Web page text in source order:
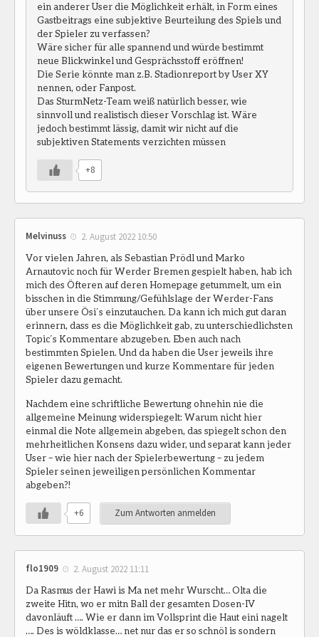
ein anderer User die Möglichkeit erhält, in Form eines
Gastbeitrags eine subjektive Beurteilung des Spiels und
der Spieler zu verfassen?
Wäre sicher für alle spannend und würde bestimmt
neue Blickwinkel und Gesprächsstoff eröffnen!
Die Serie könnte man z.B. Stadionreport by User XY
nennen, oder Fanpost.
Das SturmNetz-Team weiß natürlich besser, wie
sinnvoll und realistisch dieser Vorschlag ist. Wäre
jedoch bestimmt lässig, damit wir nicht auf die
subjektiven Statements verzichten müssen
+8
Melvinuss 2. August 2022 10:50
Vor vielen Jahren, als Sebastian Prödl und Marko
Arnautovic noch für Werder Bremen gespielt haben, hab ich
mich des Öfteren auf deren Homepage getummelt, um ein
bisschen in die Stimmung/Gefühlslage der Werder-Fans
über unsere Ösi´s einzutauchen. Da kann ich mich gut daran
erinnern, dass es die Möglichkeit gab, zu unterschiedlichsten
Topic´s Kommentare abzugeben. Eben auch nach
bestimmten Spielen. Und da haben die User jeweils ihre
eigenen Bewertungen und kurze Kommentare für jeden
Spieler dazu gemacht.
Nachdem eine schriftliche Bewertung ohnehin nie die
allgemeine Meinung widerspiegelt: Warum nicht hier
einmal die Note allgemein abgeben, das spiegelt schon den
mehrheitlichen Konsens dazu wider, und separat kann jeder
User – wie hier nach der Spielerbewertung – zu jedem
Spieler seinen jeweiligen persönlichen Kommentar
abgeben?!
+6 Zum Antworten anmelden
flo1909 2. August 2022 11:11
Da Rasmus der Hawi is Ma net mehr Wurscht… Olta die
zweite Hitn, wo er mitn Ball der gesamten Dosen-IV
davonläuft …. Wie er dann im Vollsprint die Haut eini nagelt
…. Des is wöldklasse… net nur das er so schnöl is sondern